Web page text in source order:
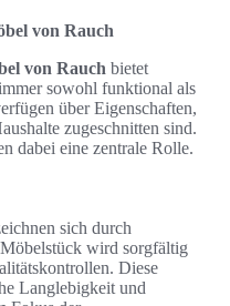
von Rauch
von Rauch bietet
sowohl funktional als
über Eigenschaften,
zugeschnitten sind.
dabei eine zentrale Rolle.
sich durch
wird sorgfältig
Diese
Langlebigkeit und